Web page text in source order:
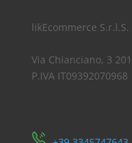
likEcommerce S.r.l.S.
Via Chianciano, 3
P.IVA IT09392070968